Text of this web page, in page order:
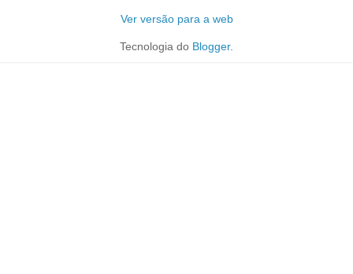
Ver versão para a web
Tecnologia do Blogger.